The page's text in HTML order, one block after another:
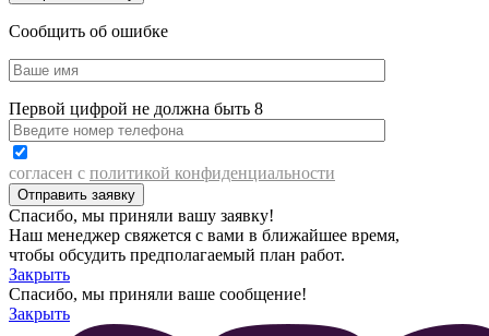
Сообщить об ошибке
Первой цифрой не должна быть 8
согласен с политикой конфиденциальности
Спасибо, мы приняли вашу заявку!
Наш менеджер свяжется с вами в ближайшее время,
чтобы обсудить предполагаемый план работ.
Закрыть
Спасибо, мы приняли ваше сообщение!
Закрыть